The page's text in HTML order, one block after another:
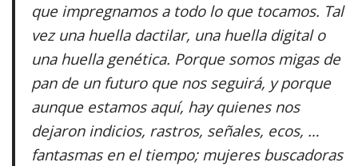
que impregnamos a todo lo que tocamos. Tal
vez una huella dactilar, una huella digital o
una huella genética. Porque somos migas de
pan de un futuro que nos seguirá, y porque
aunque estamos aquí, hay quienes nos
dejaron indicios, rastros, señales, ecos, …
fantasmas en el tiempo; mujeres buscadoras